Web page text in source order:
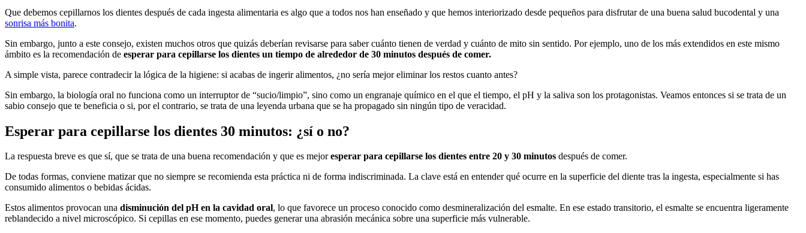
Que debemos cepillarnos los dientes después de cada ingesta alimentaria es algo que a todos nos han enseñado y que hemos interiorizado desde pequeños para disfrutar de una buena salud bucodental y una
sonrisa más bonita.
Sin embargo, junto a este consejo, existen muchos otros que quizás deberían revisarse para saber cuánto tienen de verdad y cuánto de mito sin sentido. Por ejemplo, uno de los más extendidos en este mismo
ámbito es la recomendación de esperar para cepillarse los dientes un tiempo de alrededor de 30 minutos después de comer.
A simple vista, parece contradecir la lógica de la higiene: si acabas de ingerir alimentos, ¿no sería mejor eliminar los restos cuanto antes?
Sin embargo, la biología oral no funciona como un interruptor de “sucio/limpio”, sino como un engranaje químico en el que el tiempo, el pH y la saliva son los protagonistas. Veamos entonces si se trata de un
sabio consejo que te beneficia o si, por el contrario, se trata de una leyenda urbana que se ha propagado sin ningún tipo de veracidad.
Esperar para cepillarse los dientes 30 minutos: ¿sí o no?
La respuesta breve es que sí, que se trata de una buena recomendación y que es mejoresperar para cepillarse los dientes entre 20 y 30 minutos después de comer.
De todas formas, conviene matizar que no siempre se recomienda esta práctica ni de forma indiscriminada. La clave está en entender qué ocurre en la superficie del diente tras la ingesta, especialmente si has
consumido alimentos o bebidas ácidas.
Estos alimentos provocan una disminución del pH en la cavidad oral, lo que favorece un proceso conocido como desmineralización del esmalte. En ese estado transitorio, el esmalte se encuentra ligeramente
reblandecido a nivel microscópico. Si cepillas en ese momento, puedes generar una abrasión mecánica sobre una superficie más vulnerable.